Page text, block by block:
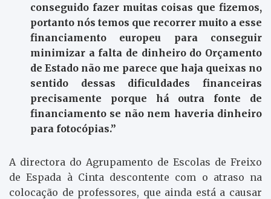
conseguido fazer muitas coisas que fizemos,
portanto nós temos que recorrer muito a esse
financiamento europeu para conseguir
minimizar a falta de dinheiro do Orçamento
de Estado não me parece que haja queixas no
sentido dessas dificuldades financeiras
precisamente porque há outra fonte de
financiamento se não nem haveria dinheiro
para fotocópias.”
A directora do Agrupamento de Escolas de Freixo
de Espada à Cinta descontente com o atraso na
colocação de professores, que ainda está a causar